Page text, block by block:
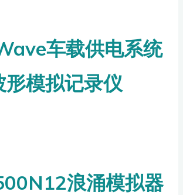
车载供电系统
形模拟记录仪
浪涌模拟器